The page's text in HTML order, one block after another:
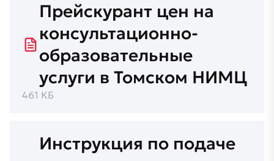
Прейскурант цен на
консультационно-
образовательные
услуги в Томском НИМЦ
461 КБ
Инструкция по подаче